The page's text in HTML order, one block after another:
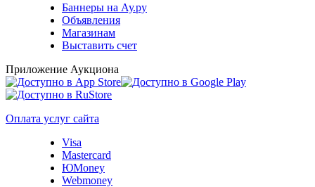
Баннеры на Ау.ру
Объявления
Магазинам
Выставить счет
Приложение Аукциона
Оплата услуг сайта
Visa
Mastercard
ЮMoney
Webmoney